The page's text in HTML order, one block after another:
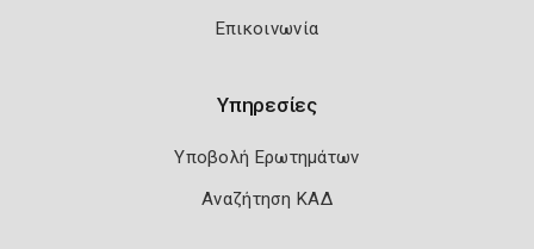
Επικοινωνία
Υπηρεσίες
Υποβολή Ερωτημάτων
Αναζήτηση ΚΑΔ